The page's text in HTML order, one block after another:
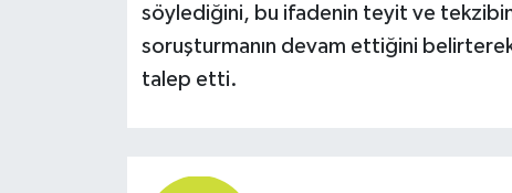
söylediğini, bu ifadenin teyit ve
soruşturmanın devam ettiğini
talep etti.